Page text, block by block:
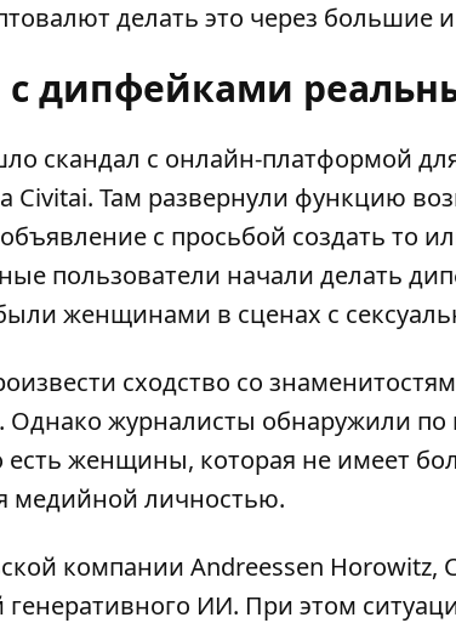
делать это через
с дипфейками
скандал с онлайн-платформой
Civitai. Там развернули функцию
с просьбой создать то
пользователи начали делать
женщинами в сценах с
сходство со
Однако журналисты обнаружили по
есть женщины, которая не имеет
медийной личностью.
компании Andreessen Horowitz,
ИИ. При этом